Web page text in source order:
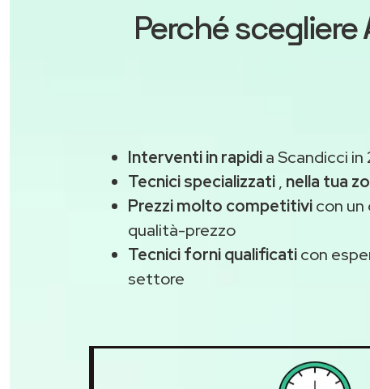
Perché scegliere
Interventi in rapidia Scandicci
Tecnici specializzati, nella tua
Prezzi molto competitivicon
qualità-prezzo
Tecnici forni qualificaticon
settore